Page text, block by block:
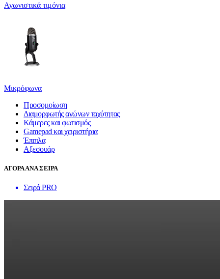
Αγωνιστικά τιμόνια
Μικρόφωνα
Προσομοίωση
Διαμορφωτής αγώνων ταχύτητας
Κάμερες και φωτισμός
Gamepad και χειριστήρια
Έπιπλα
Αξεσουάρ
ΑΓΟΡΑ ΑΝΑ ΣΕΙΡΑ
Σειρά PRO